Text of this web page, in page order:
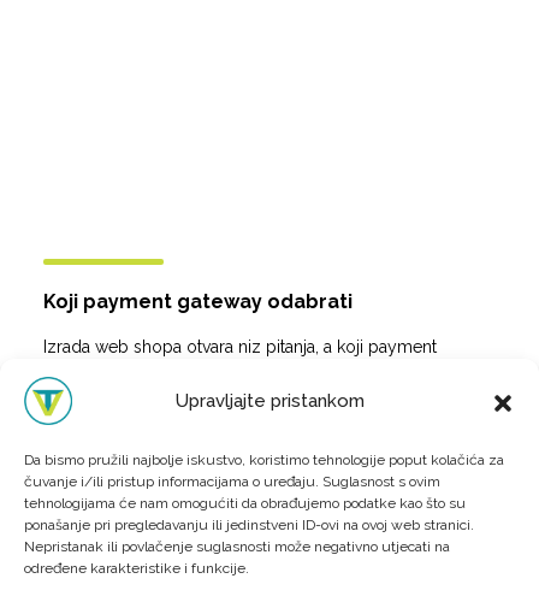
Upravljajte pristankom
Da bismo pružili najbolje iskustvo, koristimo tehnologije poput kolačića za
čuvanje i/ili pristup informacijama o uređaju. Suglasnost s ovim
tehnologijama će nam omogućiti da obrađujemo podatke kao što su
ponašanje pri pregledavanju ili jedinstveni ID-ovi na ovoj web stranici.
Nepristanak ili povlačenje suglasnosti može negativno utjecati na
određene karakteristike i funkcije.
Koji payment gateway odabrati
Izrada web shopa otvara niz pitanja, a koji payment
U ovom tekstu pokušat ćemo prenijeti što više korisnih
informacija vezanih uz sustave za onli...